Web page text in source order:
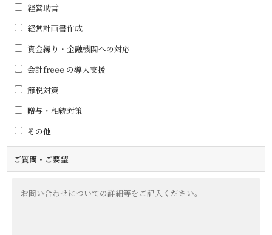
経営助言
経営計画書作成
資金繰り・金融機関への対応
会計freee の導入支援
節税対策
贈与・相続対策
その他
ご質問・ご要望